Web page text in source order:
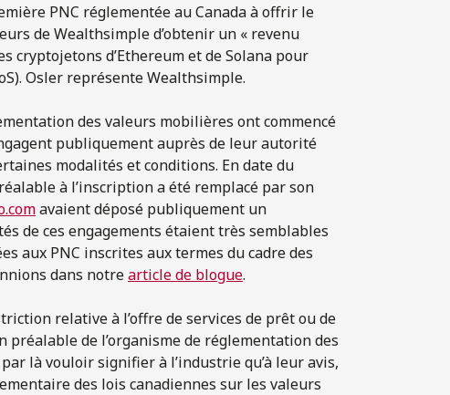
PNC réglementée au Canada à offrir le
de Wealthsimple d’obtenir un « revenu
cryptojetons d’Ethereum et de Solana pour
Osler représente Wealthsimple.
des valeurs mobilières ont commencé
publiquement auprès de leur autorité
modalités et conditions. En date du
à l’inscription a été remplacé par son
avaient déposé publiquement un
de ces engagements étaient très semblables
aux PNC inscrites aux termes du cadre des
dans notrearticle de blogue.
relative à l’offre de services de prêt ou de
de l’organisme de réglementation des
là vouloir signifier à l’industrie qu’à leur avis,
des lois canadiennes sur les valeurs